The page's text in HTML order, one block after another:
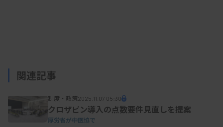
関連記事
制度・政策2025.11.07 05:30
クロザピン導入の点数要件見直しを提案
厚労省が中医協で